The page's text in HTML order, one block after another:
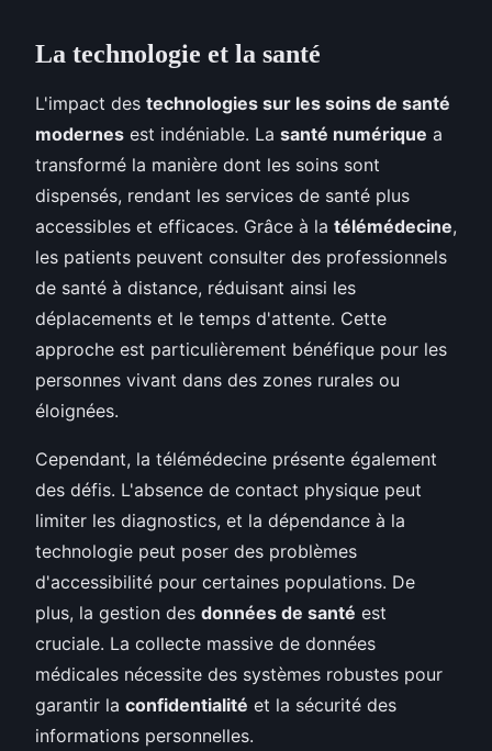
La technologie et la santé
L'impact des technologies sur les soins de santé
modernes est indéniable. La santé numérique a
transformé la manière dont les soins sont
dispensés, rendant les services de santé plus
accessibles et efficaces. Grâce à la télémédecine,
les patients peuvent consulter des professionnels
de santé à distance, réduisant ainsi les
déplacements et le temps d'attente. Cette
approche est particulièrement bénéfique pour les
personnes vivant dans des zones rurales ou
éloignées.
Cependant, la télémédecine présente également
des défis. L'absence de contact physique peut
limiter les diagnostics, et la dépendance à la
technologie peut poser des problèmes
d'accessibilité pour certaines populations. De
plus, la gestion des données de santé est
cruciale. La collecte massive de données
médicales nécessite des systèmes robustes pour
garantir la confidentialité et la sécurité des
informations personnelles.